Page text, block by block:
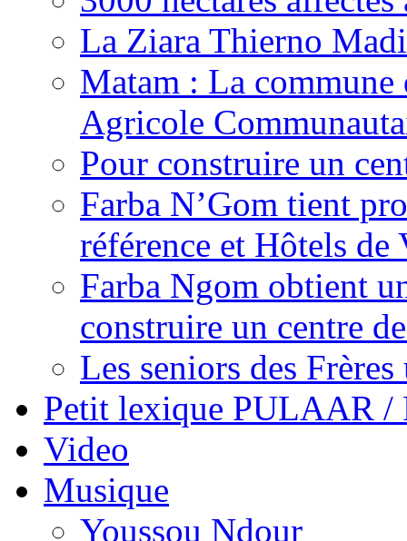
La Ziara Thierno
Matam : La
Agricole
Pour construire un
Farba N’Gom tient
référence et Hôtels
Farba Ngom obtient
construire un centre
Les seniors des Frères
Petit lexique PULAAR
Video
Musique
Youssou Ndour